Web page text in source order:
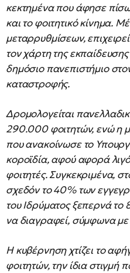
κεκτημένα που άφησε
και το φοιτητικό κίνημα.
μεταρρυθμίσεων,
τον χάρτη της εκπαίδευσης
δημόσιο πανεπιστήμιο
καταστροφής.
Δρομολογείται
290.000 φοιτητών, ενώ η
που ανακοίνωσε το
κοροϊδία, αφού αφορά
φοιτητές. Συγκεκριμένα,
σχεδόν το 40% των
του Ιδρύματος ξεπερνά το
να διαγραφεί, σύμφωνα
Η κυβέρνηση χτίζει το
φοιτητών, την ίδια στιγμή